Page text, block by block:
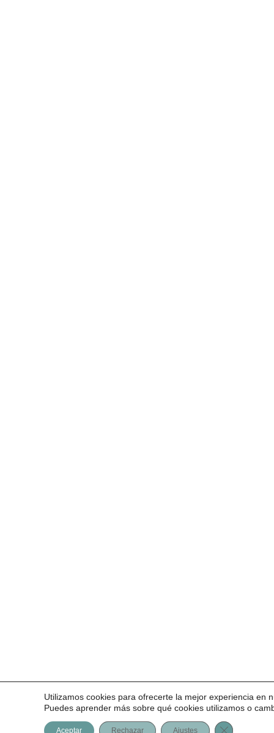
Utilizamos cookies para ofrecerte la mejor experiencia en
Puedes aprender más sobre qué cookies utilizamos o
Aceptar Rechazar Ajustes Cerrar el